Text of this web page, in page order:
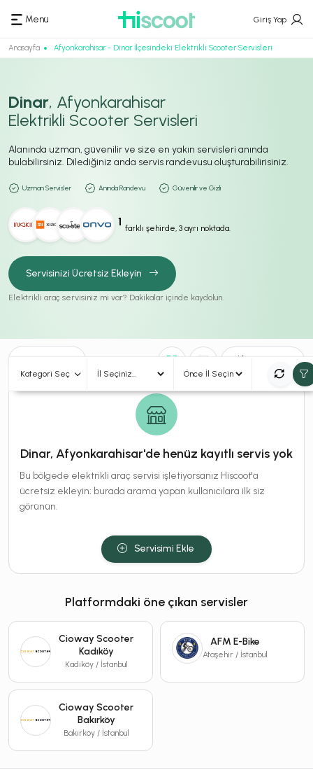
Menü Giriş Yap
Anasayfa Afyonkarahisar - Dinar İlçesindeki Elektrikli Scooter Servisleri
Dinar, Afyonkarahisar
Elektrikli Scooter Servisleri
Alanında uzman, güvenilir ve size en yakın servisleri anında
bulabilirsiniz. Dilediğiniz anda servis randevusu oluşturabilirisiniz.
Uzman Servisler Anında Randevu Güvenilir ve Gizli
1 farklı şehirde, 3 ayrı noktada.
Servisinizi Ücretsiz Ekleyin
Elektrikli araç servisiniz mi var? Dakikalar içinde kaydolun.
Kategori Seç
Dinar, Afyonkarahisar'de henüz kayıtlı servis yok
Bu bölgede elektrikli araç servisi işletiyorsanız Hiscoot'a
ücretsiz ekleyin; burada arama yapan kullanıcılara ilk siz
görünün.
Servisimi Ekle
Platformdaki öne çıkan servisler
Cioway Scooter
Kadıköy
Kadıköy / İstanbul
AFM E-Bike
Ataşehir / İstanbul
Cioway Scooter
Bakırköy
Bakırköy / İstanbul